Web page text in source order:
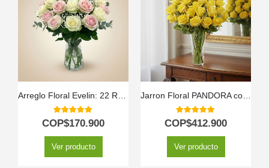
5.00out of 5
COP$170.900
Ver producto
5.00out of 5
COP$412.900
Ver producto